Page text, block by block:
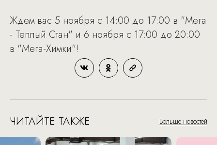
Ждем вас 5 ноября с 14:00 до 17:00 в "Мега
- Теплый Стан" и 6 ноября с 17:00 до 20:00
в "Мега-Химки"!
ЧИТАЙТЕ ТАКЖЕ Больше новостей